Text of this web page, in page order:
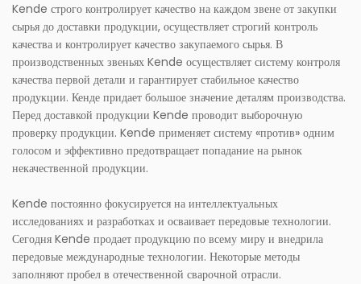
Kende строго контролирует качество на каждом звене от закупки
сырья до доставки продукции, осуществляет строгий контроль
качества и контролирует качество закупаемого сырья. В
производственных звеньях Kende осуществляет систему контроля
качества первой детали и гарантирует стабильное качество
продукции. Кенде придает большое значение деталям производства.
Перед доставкой продукции Kende проводит выборочную
проверку продукции. Kende применяет систему «против» одним
голосом и эффективно предотвращает попадание на рынок
некачественной продукции.
Kende постоянно фокусируется на интеллектуальных
исследованиях и разработках и осваивает передовые технологии.
Сегодня Kende продает продукцию по всему миру и внедрила
передовые международные технологии. Некоторые методы
заполняют пробел в отечественной сварочной отрасли.